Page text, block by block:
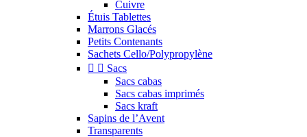
Cuivre
Étuis Tablettes
Marrons Glacés
Petits Contenants
Sachets Cello/Polypropylène
  Sacs
Sacs cabas
Sacs cabas imprimés
Sacs kraft
Sapins de l’Avent
Transparents